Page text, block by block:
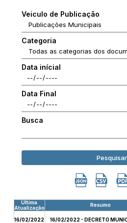
Veiculo de Publicação
Categoria
Data inícial
Data Final
Busca
Pesquisar
Última
Atualização
Resumo
16/02/2022
16/02/2022 - DECRETO